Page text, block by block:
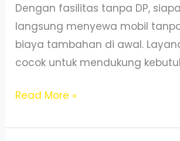
Dengan fasilitas tanpa DP,
langsung menyewa mobil
biaya tambahan di awal.
cocok untuk mendukung
Transgo:
Mobil
Read More »